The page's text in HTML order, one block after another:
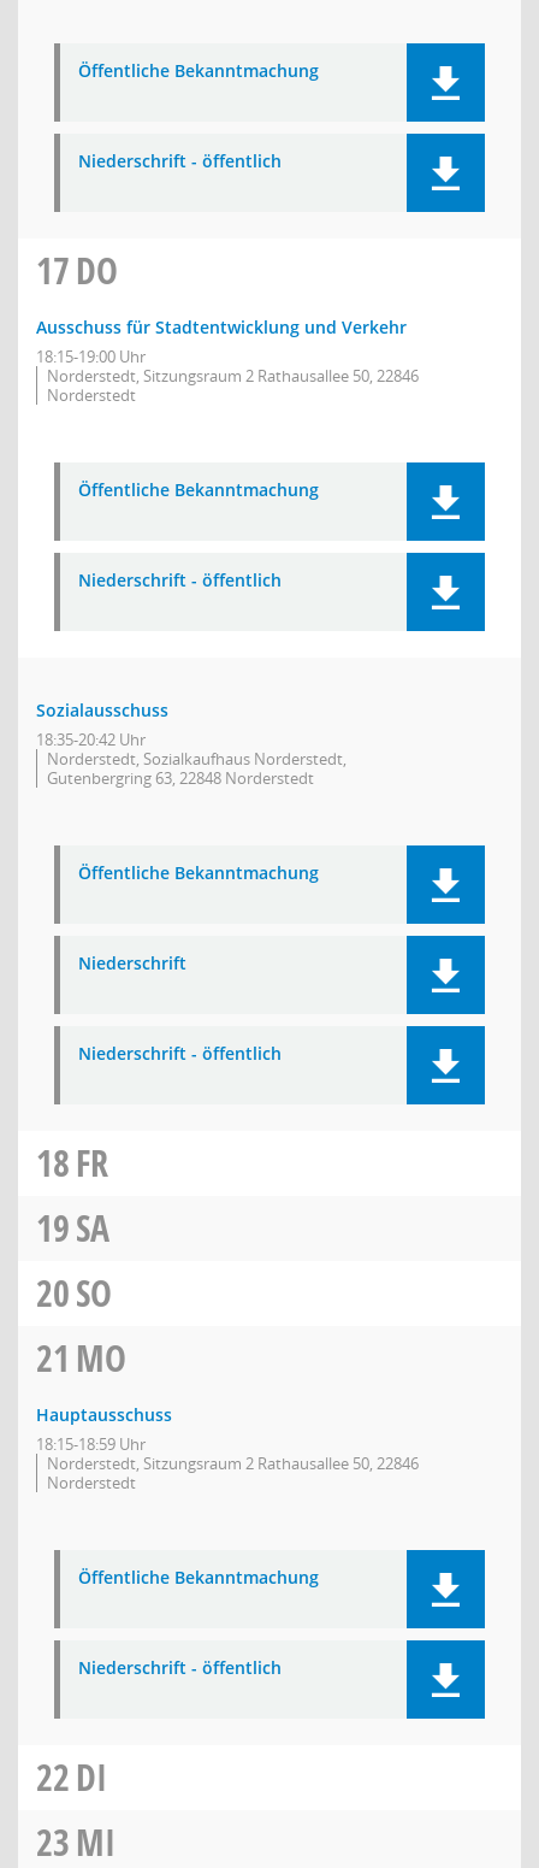
Öffentliche Bekanntmachung
Niederschrift - öffentlich
17DO
Ausschuss für Stadtentwicklung und Verkehr
18:15-19:00 Uhr
Norderstedt, Sitzungsraum 2 Rathausallee 50, 22846
Norderstedt
Öffentliche Bekanntmachung
Niederschrift - öffentlich
Sozialausschuss
18:35-20:42 Uhr
Norderstedt, Sozialkaufhaus Norderstedt,
Gutenbergring 63, 22848 Norderstedt
Öffentliche Bekanntmachung
Niederschrift
Niederschrift - öffentlich
18FR
19SA
20SO
21 MO
Hauptausschuss
18:15-18:59 Uhr
Norderstedt, Sitzungsraum 2 Rathausallee 50, 22846
Norderstedt
Öffentliche Bekanntmachung
Niederschrift - öffentlich
22DI
23MI